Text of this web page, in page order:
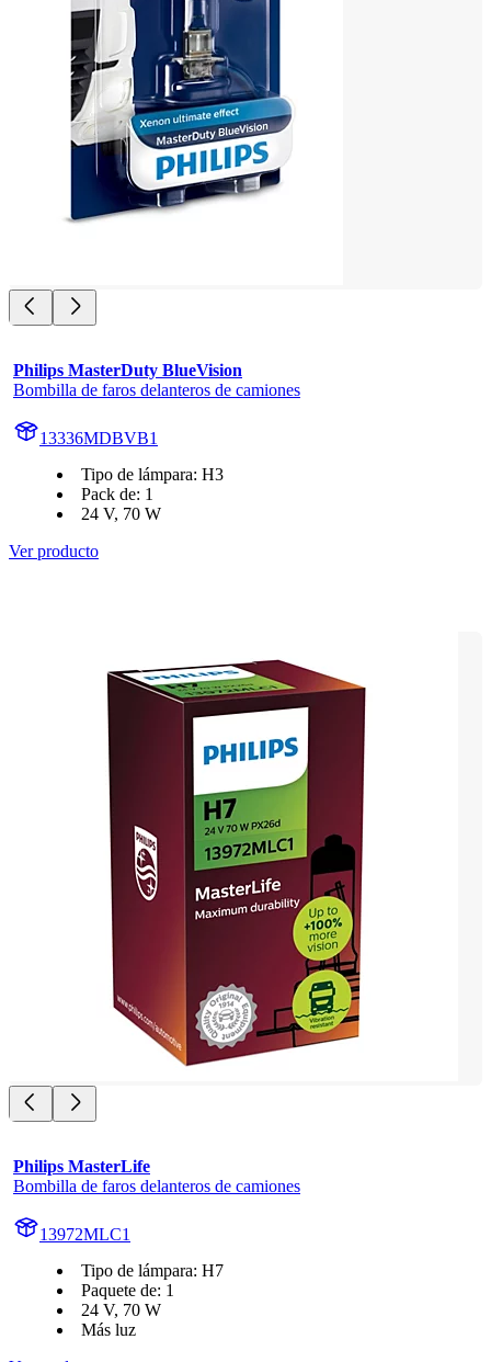
Philips MasterDuty BlueVision
Bombilla de faros delanteros de camiones
13336MDBVB1
Tipo de lámpara: H3
Pack de: 1
24 V, 70 W
Ver producto
Philips MasterLife
Bombilla de faros delanteros de camiones
13972MLC1
Tipo de lámpara: H7
Paquete de: 1
24 V, 70 W
Más luz